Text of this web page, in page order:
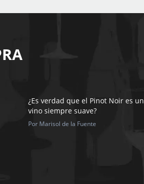
¿Es verdad que el Pinot Noir es un
vino siempre suave?
Por Marisol de la Fuente